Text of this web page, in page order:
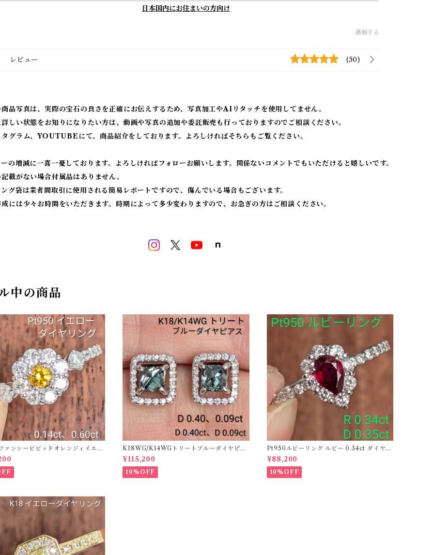
日本国内にお住まいの方向け
通報する
レビュー (50)
品写真は、実際の宝石の良さを正確にお伝えするため、写真加工やAIリタッチを使用してません。
しい状態をお知りになりたい方は、動画や写真の追加や委託販売も行っておりますのでご相談ください。
グラム、YOUTUBEにて、商品紹介をしております。よろしければそちらもご覧ください。
の増減に一喜一憂しております。よろしければフォローお願いします。関係ないコメントでもいただけると嬉しいです。
載がない場合付属品はありません。
グ袋は業者間取引に使用される簡易レポートですので、傷んでいる場合もございます。
には少々お時間をいただきます。時期によって多少変わりますので、お急ぎの方はご相談ください。
中の商品
ンシービビッドオレンジィイエロ
リング D 0.144ct D 0.60ct【PRO
】
K18WG/K14WGトリートブルーダイヤピア
ス 【PRO208939】
¥115,200
10%OFF
Pt950ルビーリング ルビー 0.34ct ダイヤモ
ンド 0.35ct【PRO206885】
¥88,200
10%OFF